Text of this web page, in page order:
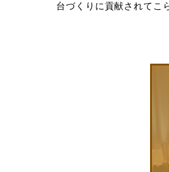
台づくりに貢献されてこ